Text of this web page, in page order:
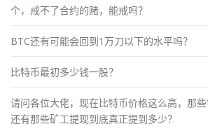
个，戒不了合约的赌，能戒吗？
BTC还有可能会回到1万刀以下的水平吗？
比特币最初多少钱一股？
请问各位大佬，现在比特币价格这么高，那些
还有那些矿工提现到底真正提到多少？